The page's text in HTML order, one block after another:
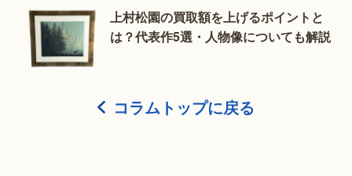
上村松園の買取額を上げるポイントと
は？代表作5選・人物像についても解説
コラムトップに戻る